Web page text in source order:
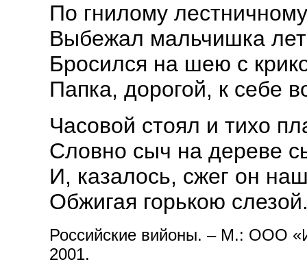
По гнилому
Выбежал мальчишка
Бросился на шею с
Папка, дорогой, к себе
Часовой стоял и тихо
Словно сыч на дереве
И, казалось, сжег он
Обжигая горькою
Российские вийоны. – М.: ООО
2001.